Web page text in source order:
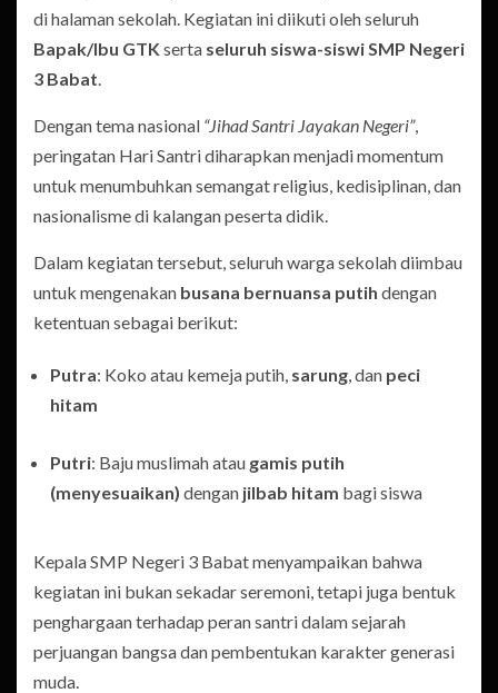
di halaman sekolah. Kegiatan ini diikuti oleh seluruh
Bapak/Ibu GTK serta seluruh siswa-siswi SMP Negeri
3 Babat.
Dengan tema nasional “Jihad Santri Jayakan Negeri”,
peringatan Hari Santri diharapkan menjadi momentum
untuk menumbuhkan semangat religius, kedisiplinan, dan
nasionalisme di kalangan peserta didik.
Dalam kegiatan tersebut, seluruh warga sekolah diimbau
untuk mengenakan busana bernuansa putih dengan
ketentuan sebagai berikut:
Putra: Koko atau kemeja putih, sarung, dan peci
hitam
Putri: Baju muslimah atau gamis putih
(menyesuaikan) dengan jilbab hitam bagi siswa
Kepala SMP Negeri 3 Babat menyampaikan bahwa
kegiatan ini bukan sekadar seremoni, tetapi juga bentuk
penghargaan terhadap peran santri dalam sejarah
perjuangan bangsa dan pembentukan karakter generasi
muda.